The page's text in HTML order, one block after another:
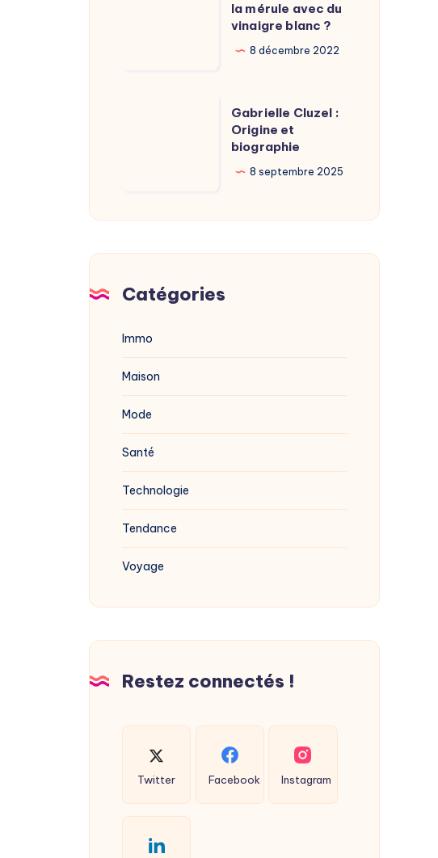
la mérule avec du
vinaigre blanc ?
8 décembre 2022
biographie
Gabrielle Cluzel :
Origine et
biographie
8 septembre 2025
Catégories
Immo
Maison
Mode
Santé
Technologie
Tendance
Voyage
Restez connectés !
Twitter Facebook Instagram